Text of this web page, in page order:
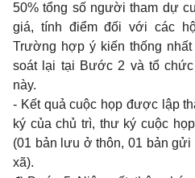
50% tổng số người tham dự
giá, tính điểm đối với các
Trường hợp ý kiến thống
soát lại tại Bước 2 và tổ
này.
- Kết quả cuộc họp được lập
ký của chủ trì, thư ký cuộc
(01 bản lưu ở thôn, 01 bản
xã).